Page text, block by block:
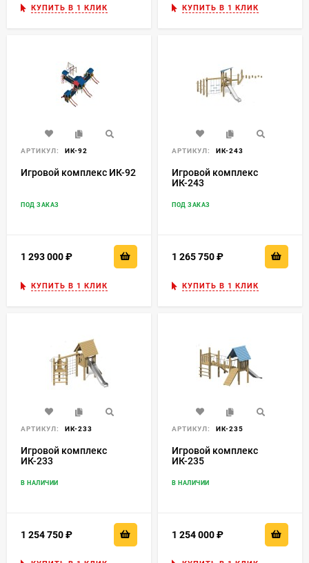
КУПИТЬ В 1 КЛИК КУПИТЬ В 1 КЛИК
АРТИКУЛ: ИК-92
Игровой комплекс ИК-92
ПОД ЗАКАЗ
1 293 000
КУПИТЬ В 1 КЛИК
АРТИКУЛ: ИК-243
Игровой комплекс
ИК-243
ПОД ЗАКАЗ
1 265 750
КУПИТЬ В 1 КЛИК
АРТИКУЛ: ИК-233
Игровой комплекс
ИК-233
В НАЛИЧИИ
1 254 750
АРТИКУЛ: ИК-235
Игровой комплекс
ИК-235
В НАЛИЧИИ
1 254 000